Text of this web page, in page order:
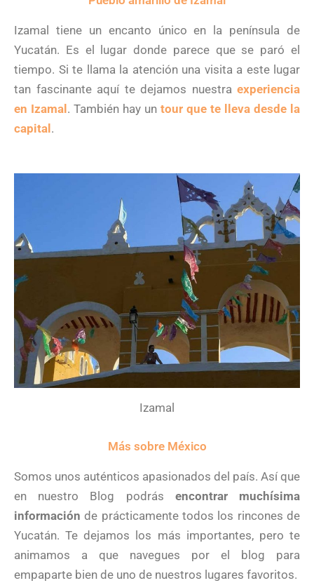
Izamal tiene un encanto único en la península de
Yucatán. Es el lugar donde parece que se paró el
tiempo. Si te llama la atención una visita a este lugar
tan fascinante aquí te dejamos nuestra experiencia
en Izamal . También hay un tour que te lleva desde la
capital .
Izamal
Más sobre México
Somos unos auténticos apasionados del país. Así que
en nuestro Blog podrás encontrar muchísima
información de prácticamente todos los rincones de
Yucatán. Te dejamos los más importantes, pero te
animamos a que navegues por el blog para
empaparte bien de uno de nuestros lugares favoritos.